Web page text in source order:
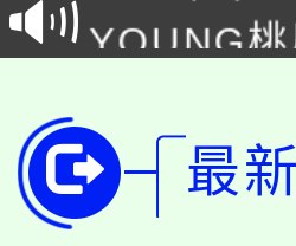
徵才活動
YOUNG
開!
115年桃
田徑場及
桃園市低
最